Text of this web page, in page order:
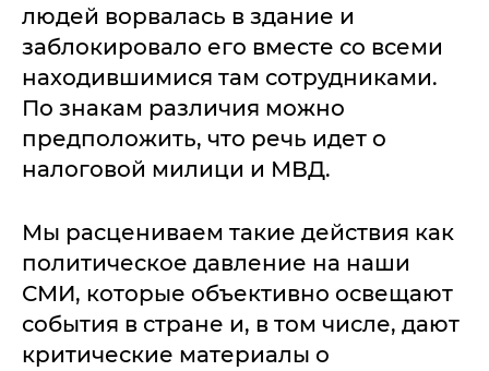
людей ворвалась в здание и
заблокировало его вместе со всеми
находившимися там сотрудниками.
По знакам различия можно
предположить, что речь идет о
налоговой милици и МВД.
Мы расцениваем такие действия как
политическое давление на наши
СМИ, которые объективно освещают
события в стране и, в том числе, дают
критические материалы о